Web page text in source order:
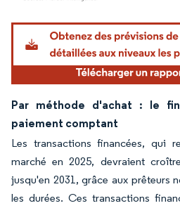
Image © Mordor Intelligence. La réutilisation
Par méthode d'achat : le
paiement comptant
Les transactions financées, qui
marché en 2025, devraient
jusqu'en 2031, grâce aux prêteurs
les durées. Ces transactions